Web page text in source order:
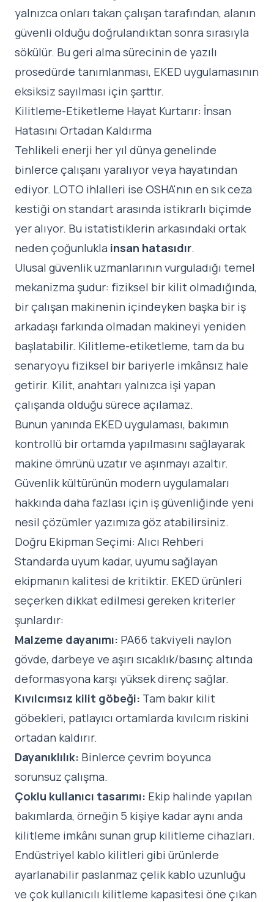
yalnızca onları takan çalışan tarafından, alanın
güvenli olduğu doğrulandıktan sonra sırasıyla
sökülür. Bu geri alma sürecinin de yazılı
prosedürde tanımlanması, EKED uygulamasının
eksiksiz sayılması için şarttır.
Kilitleme-Etiketleme Hayat Kurtarır: İnsan
Hatasını Ortadan Kaldırma
Tehlikeli enerji her yıl dünya genelinde
binlerce çalışanı yaralıyor veya hayatından
ediyor. LOTO ihlalleri ise OSHA'nın en sık ceza
kestiği on standart arasında istikrarlı biçimde
yer alıyor. Bu istatistiklerin arkasındaki ortak
neden çoğunlukla insan hatasıdır.
Ulusal güvenlik uzmanlarının vurguladığı temel
mekanizma şudur: fiziksel bir kilit olmadığında,
bir çalışan makinenin içindeyken başka bir iş
arkadaşı farkında olmadan makineyi yeniden
başlatabilir. Kilitleme-etiketleme, tam da bu
senaryoyu fiziksel bir bariyerle imkânsız hale
getirir. Kilit, anahtarı yalnızca işi yapan
çalışanda olduğu sürece açılamaz.
Bunun yanında EKED uygulaması, bakımın
kontrollü bir ortamda yapılmasını sağlayarak
makine ömrünü uzatır ve aşınmayı azaltır.
Güvenlik kültürünün modern uygulamaları
hakkında daha fazlası için iş güvenliğinde yeni
nesil çözümler yazımıza göz atabilirsiniz.
Doğru Ekipman Seçimi: Alıcı Rehberi
Standarda uyum kadar, uyumu sağlayan
ekipmanın kalitesi de kritiktir. EKED ürünleri
seçerken dikkat edilmesi gereken kriterler
şunlardır:
Malzeme dayanımı: PA66 takviyeli naylon
gövde, darbeye ve aşırı sıcaklık/basınç altında
deformasyona karşı yüksek direnç sağlar.
Kıvılcımsız kilit göbeği: Tam bakır kilit
göbekleri, patlayıcı ortamlarda kıvılcım riskini
ortadan kaldırır.
Dayanıklılık: Binlerce çevrim boyunca
sorunsuz çalışma.
Çoklu kullanıcı tasarımı: Ekip halinde yapılan
bakımlarda, örneğin 5 kişiye kadar aynı anda
kilitleme imkânı sunan grup kilitleme cihazları.
Endüstriyel kablo kilitleri gibi ürünlerde
ayarlanabilir paslanmaz çelik kablo uzunluğu
ve çok kullanıcılı kilitleme kapasitesi öne çıkan